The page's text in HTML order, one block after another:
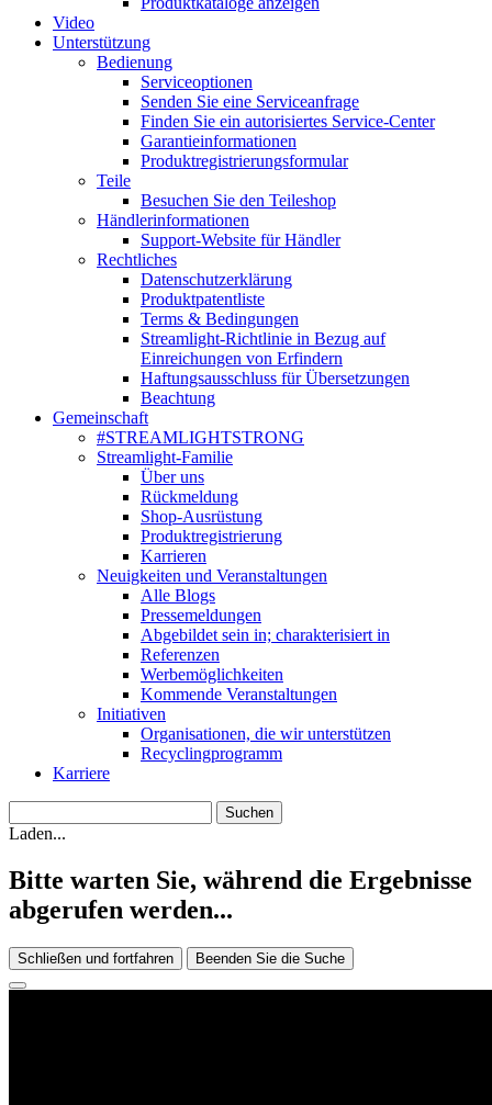
Video
Unterstützung
Bedienung
Serviceoptionen
Senden Sie eine Serviceanfrage
Finden Sie ein autorisiertes Service-Center
Garantieinformationen
Produktregistrierungsformular
Teile
Besuchen Sie den Teileshop
Händlerinformationen
Support-Website für Händler
Rechtliches
Datenschutzerklärung
Produktpatentliste
Terms & Bedingungen
Streamlight-Richtlinie in Bezug auf
Einreichungen von Erfindern
Haftungsausschluss für Übersetzungen
Beachtung
Gemeinschaft
#STREAMLIGHTSTRONG
Streamlight-Familie
Über uns
Rückmeldung
Shop-Ausrüstung
Produktregistrierung
Karrieren
Neuigkeiten und Veranstaltungen
Alle Blogs
Pressemeldungen
Abgebildet sein in; charakterisiert in
Referenzen
Werbemöglichkeiten
Kommende Veranstaltungen
Initiativen
Organisationen, die wir unterstützen
Recyclingprogramm
Karriere
Laden...
Bitte warten Sie, während die Ergebnisse
abgerufen werden...
Schließen und fortfahren Beenden Sie die Suche